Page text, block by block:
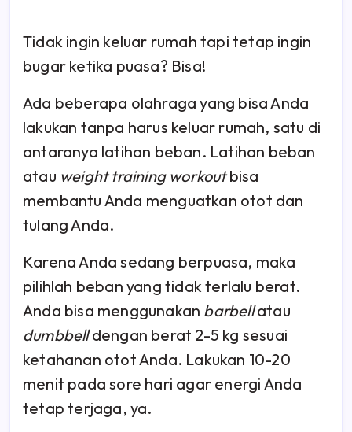
Tidak ingin keluar rumah tapi tetap ingin
bugar ketika puasa? Bisa!
Ada beberapa olahraga yang bisa Anda
lakukan tanpa harus keluar rumah, satu di
antaranya latihan beban. Latihan beban
atau weight training workoutbisa
membantu Anda menguatkan otot dan
tulang Anda.
Karena Anda sedang berpuasa, maka
pilihlah beban yang tidak terlalu berat.
Anda bisa menggunakan barbellatau
dumbbelldengan berat 2-5 kg sesuai
ketahanan otot Anda. Lakukan 10-20
menit pada sore hari agar energi Anda
tetap terjaga, ya.